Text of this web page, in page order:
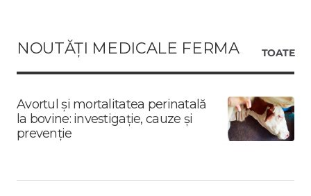
NOUTĂȚI MEDICALE FERMA TOATE
Avortul și mortalitatea perinatală
la bovine: investigație, cauze și
prevenție